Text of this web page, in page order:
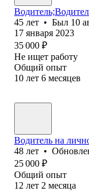
45 лет • Был 10
17 января 2023
35 000 ₽
Не ищет работу
Общий опыт
10 лет 6 месяцев
Водитель на
48 лет •
25 000 ₽
Общий опыт
12 лет 2 месяца